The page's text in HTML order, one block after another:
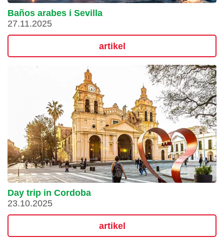
Baños arabes i Sevilla
27.11.2025
artikel
Day trip in Cordoba
23.10.2025
artikel